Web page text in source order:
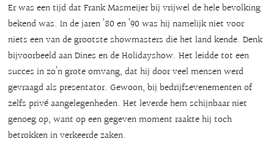
Er was een tijd dat Frank Masmeijer bij vrijwel de hele bevolking
bekend was. In de jaren ’80 en ’90 was hij namelijk niet voor
niets een van de grootste showmasters die het land kende. Denk
bijvoorbeeld aan Dines en de Holidayshow. Het leidde tot een
succes in zo’n grote omvang, dat hij door veel mensen werd
gevraagd als presentator. Gewoon, bij bedrijfsevenementen of
zelfs privé aangelegenheden. Het leverde hem schijnbaar niet
genoeg op, want op een gegeven moment raakte hij toch
betrokken in verkeerde zaken.